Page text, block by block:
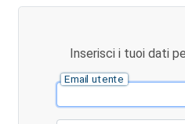
Inserisci i tuoi dati
Email utente